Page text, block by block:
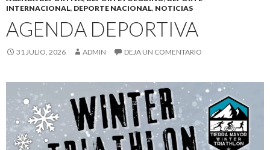
INTERNACIONAL, DEPORTE NACIONAL, NOTICIAS
AGENDA DEPORTIVA
31 JULIO, 2026 ADMIN DEJA UN COMENTARIO